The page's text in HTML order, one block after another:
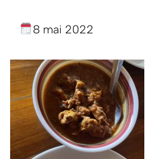
8 mai 2022